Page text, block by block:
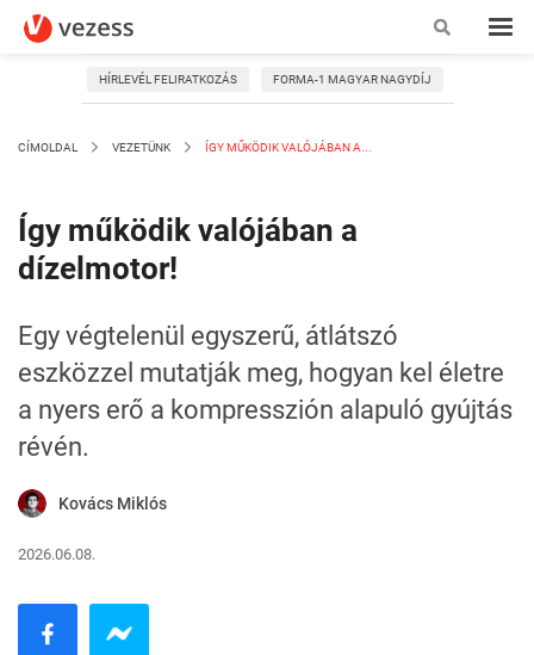
HÍRLEVÉL FELIRATKOZÁS FORMA-1 MAGYAR NAGYDÍJ
CÍMOLDAL VEZETÜNK ÍGY MŰKÖDIK VALÓJÁBAN A...
Így működik valójában a
dízelmotor!
Egy végtelenül egyszerű, átlátszó
eszközzel mutatják meg, hogyan kel életre
a nyers erő a kompresszión alapuló gyújtás
révén.
Kovács Miklós
2026.06.08.